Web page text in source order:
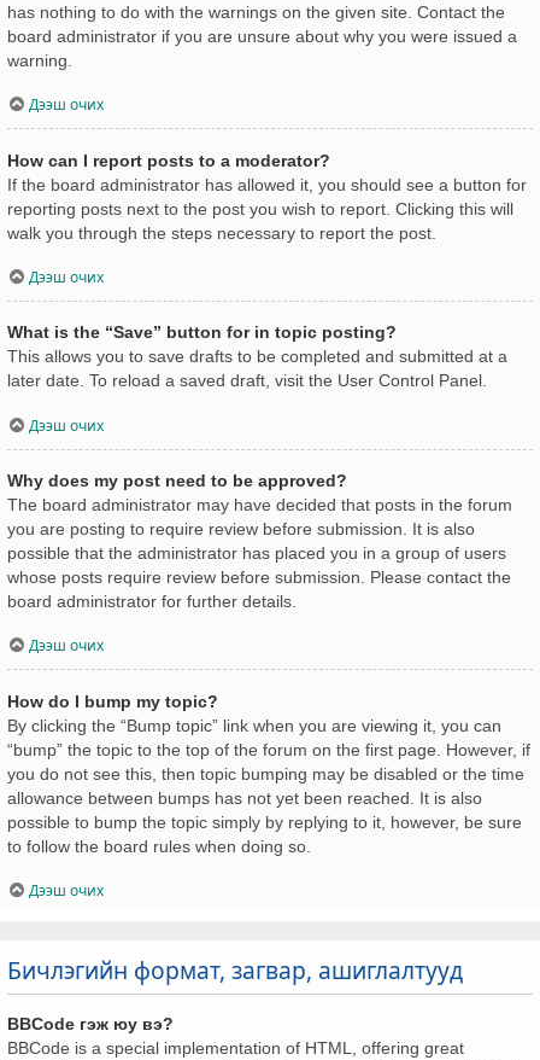
has nothing to do with the warnings on the given site. Contact the
board administrator if you are unsure about why you were issued a
warning.
Дээш очих
How can I report posts to a moderator?
If the board administrator has allowed it, you should see a button for
reporting posts next to the post you wish to report. Clicking this will
walk you through the steps necessary to report the post.
Дээш очих
What is the “Save” button for in topic posting?
This allows you to save drafts to be completed and submitted at a
later date. To reload a saved draft, visit the User Control Panel.
Дээш очих
Why does my post need to be approved?
The board administrator may have decided that posts in the forum
you are posting to require review before submission. It is also
possible that the administrator has placed you in a group of users
whose posts require review before submission. Please contact the
board administrator for further details.
Дээш очих
How do I bump my topic?
By clicking the “Bump topic” link when you are viewing it, you can
“bump” the topic to the top of the forum on the first page. However, if
you do not see this, then topic bumping may be disabled or the time
allowance between bumps has not yet been reached. It is also
possible to bump the topic simply by replying to it, however, be sure
to follow the board rules when doing so.
Дээш очих
Бичлэгийн формат, загвар, ашиглалтууд
BBCode гэж юу вэ?
BBCode is a special implementation of HTML, offering great